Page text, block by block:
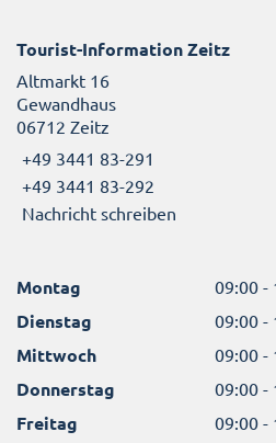
Tourist-Information Zeitz
Altmarkt 16
Gewandhaus
06712 Zeitz
+49 3441 83-291
+49 3441 83-292
Nachricht schreiben
Montag 09:00 -
Dienstag 09:00 -
Mittwoch 09:00 -
Donnerstag 09:00 -
Freitag 09:00 -